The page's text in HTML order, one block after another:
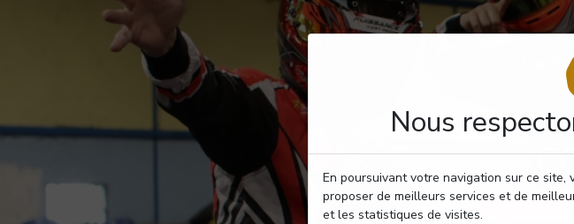
Nous
En poursuivant votre navigation sur ce site,
proposer de meilleurs services et de
et les statistiques de visites.